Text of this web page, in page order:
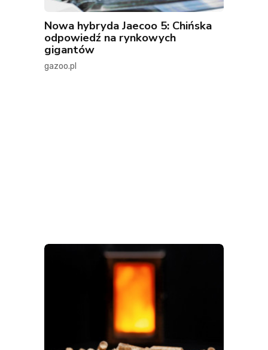
Nowa hybryda Jaecoo 5: Chińska
odpowiedź na rynkowych
gigantów
gazoo.pl